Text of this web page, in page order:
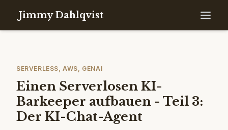
Jimmy Dahlqvist
SERVERLESS, AWS, GENAI
Einen Serverlosen KI-
Barkeeper aufbauen - Teil 3:
Der KI-Chat-Agent